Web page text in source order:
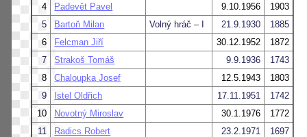
4
Padevět Pavel 9.10.1956
1903
5
Bartoň Milan Volný hráč – I 21.9.1930
1885
6
Felcman Jiří 30.12.1952
1872
7
Strakoš Tomáš 9.9.1936
1743
8
Chaloupka Josef 12.5.1943
1803
9
Istel Oldřich 17.11.1951
1742
10
Novotný Miroslav 30.1.1976
1772
11
Radics Robert 23.2.1971
1697